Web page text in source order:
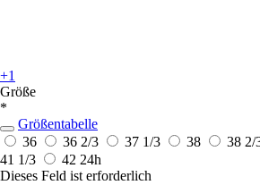
+1
Größe
*
Größentabelle
36
36 2/3 37 1/3 38 38 2/
41 1/3
42 24h
Dieses Feld ist erforderlich